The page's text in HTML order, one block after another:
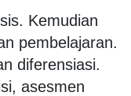
Kemudian
pembelajaran.
diferensiasi.
asesmen